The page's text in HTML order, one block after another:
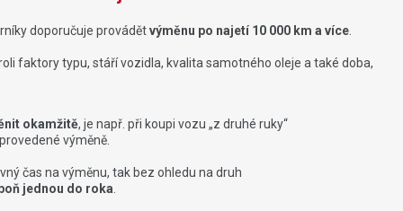
doporučuje provádětvýměnu po najetí 10 000 km a více
faktory typu, stáří vozidla, kvalita samotného oleje a také doba,
okamžitě, je např. při koupi vozu „z druhé ruky“
výměně.
čas na výměnu, tak bez ohledu na druh
jednou do roka